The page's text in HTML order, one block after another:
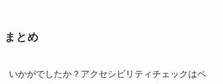
まとめ
いかがでしたか？アクセシビリティチェックはペ